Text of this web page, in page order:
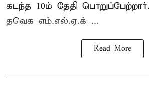
கடந்த 10ம் தேதி
தவெக எம்.எல்.ஏ.க் ...
Read More